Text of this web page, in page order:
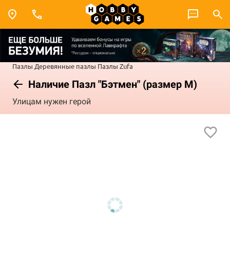
Пазлы Деревянные пазлы Пазлы Zufa
Наличие Пазл "Бэтмен" (размер M)
Улицам нужен герой